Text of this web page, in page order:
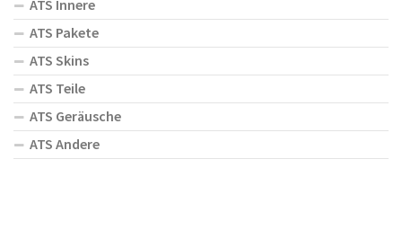
ATS Innere
ATS Pakete
ATS Skins
ATS Teile
ATS Geräusche
ATS Andere